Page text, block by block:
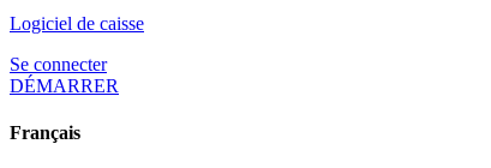
Logiciel de caisse
Se connecter
DÉMARRER
Français